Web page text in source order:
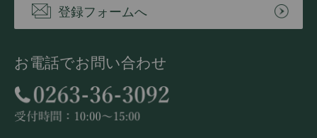
登録フォームへ
お電話でお問い合わせ